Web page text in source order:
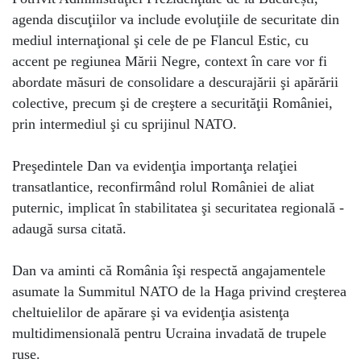
agenda discuţiilor va include evoluţiile de securitate din
mediul internaţional şi cele de pe Flancul Estic, cu
accent pe regiunea Mării Negre, context în care vor fi
abordate măsuri de consolidare a descurajării şi apărării
colective, precum şi de creştere a securităţii României,
prin intermediul şi cu sprijinul NATO.
Preşedintele Dan va evidenţia importanţa relaţiei
transatlantice, reconfirmând rolul României de aliat
puternic, implicat în stabilitatea şi securitatea regională -
adaugă sursa citată.
Dan va aminti că România îşi respectă angajamentele
asumate la Summitul NATO de la Haga privind creşterea
cheltuielilor de apărare şi va evidenţia asistenţa
multidimensională pentru Ucraina invadată de trupele
ruse.